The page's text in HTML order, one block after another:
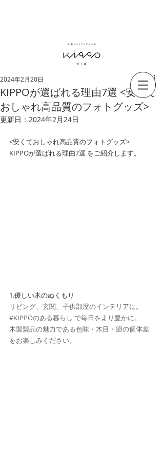
KIPPOが選ばれる理由7選 <安くて
おしゃれ高品質のフォトグッズ>
2024年2月20日
更新日： 2024年2月24日
<安くておしゃれ高品質のフォトグッズ>
KIPPOが選ばれる理由7選 をご紹介します。
1.優しい木のぬくもり
リビング、玄関、子供部屋のインテリアに。
#KIPPOのある暮らし で毎日をより豊かに。
木製製品の魅力である色味・木目・節の個体差
をお楽しみください。